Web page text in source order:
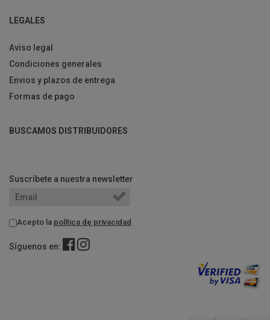
LEGALES
Aviso legal
Condiciones generales
Envios y plazos de entrega
Formas de pago
BUSCAMOS DISTRIBUIDORES
Suscríbete a nuestra newsletter
Acepto la política de privacidad
Síguenos en: